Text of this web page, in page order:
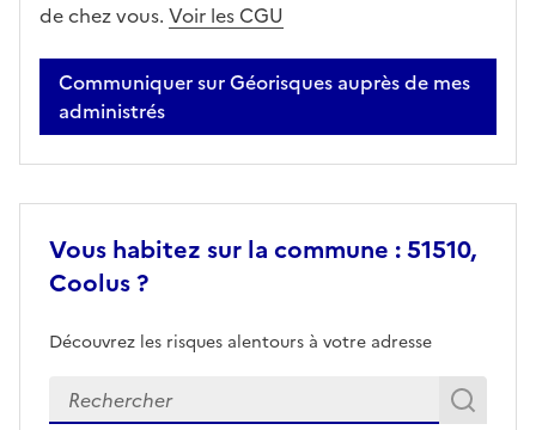
de chez vous. Voir les CGU
Communiquer sur Géorisques auprès de mes
administrés
Vous habitez sur la commune : 51510,
Coolus ?
Découvrez les risques alentours à votre adresse
Veuillez renseigner votre adresse exacte